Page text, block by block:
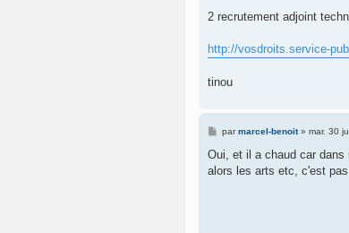
2 recrutement adjoint
http://vosdroits.service-
tinou
M
s
a
parmarcel-benoit» mar. 30
Oui, et il a chaud car dans
alors les arts etc, c'est